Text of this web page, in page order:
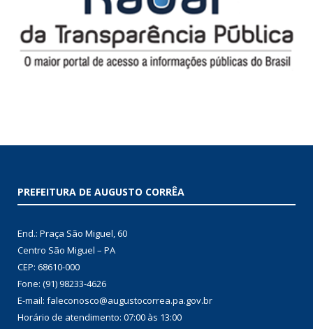
PREFEITURA DE AUGUSTO CORRÊA
End.: Praça São Miguel, 60
Centro São Miguel – PA
CEP: 68610-000
Fone: (91) 98233-4626
E-mail: faleconosco@augustocorrea.pa.gov.br
Horário de atendimento: 07:00 às 13:00